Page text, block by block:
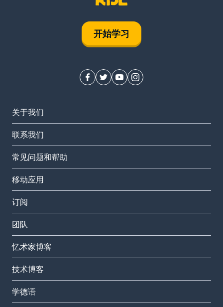
开始学习
关于我们
联系我们
常见问题和帮助
移动应用
订阅
团队
忆术家博客
技术博客
学德语